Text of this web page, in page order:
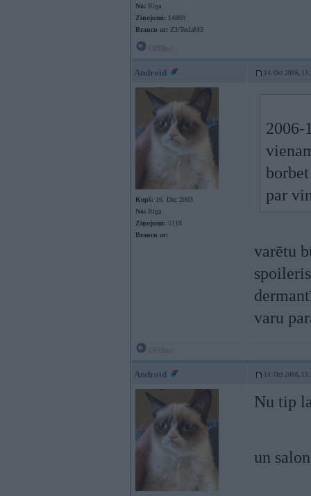
No: Rīga
Ziņojumi: 14869
Braucu ar: Z3/TeslaM3
Android 14. Oct 2006,
Kopš: 16. Dec 2003
No: Rīga
Ziņojumi: 5118
Braucu ar:
2006-
par
varētu
varu
Android 14. Oct 2006,
Nu tip
un